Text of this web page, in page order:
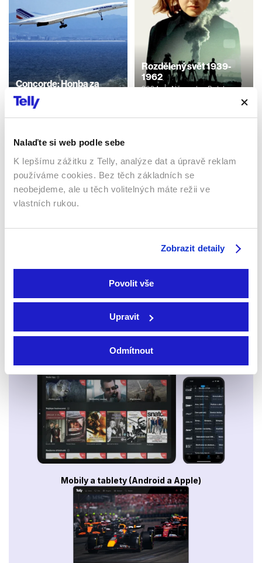
Nalaďte si web podle sebe
K lepšímu zážitku z Telly, analýze dat a úpravě reklam
používáme cookies. Bez těch základních se
neobejdeme, ale u těch volitelných máte režii ve
vlastních rukou.
Zobrazit detaily
Povolit vše
Upravit
Odmítnout
Concorde: Honba za
snem
2023 | Francie | 70 min
Dokumenty / Historický
Rozdělený svět 1939-
1962
2024 | Německo, Polsko,
Dokumenty / Historický
Sledujte kdekoliv až na 6 zařízeních
Sledovat internetovou televizi jde odkudkoliv
Mobily a tablety (Android a Apple)